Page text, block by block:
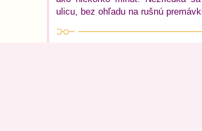
ulicu, bez ohľadu na rušnú